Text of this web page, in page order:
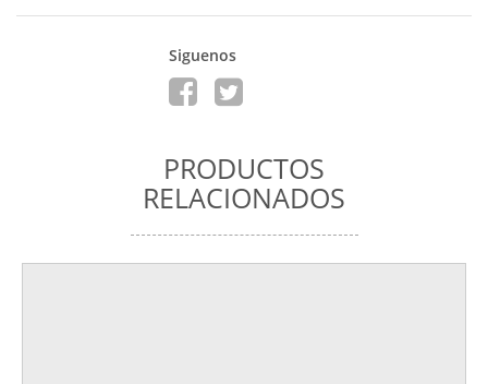
Siguenos
PRODUCTOS
RELACIONADOS